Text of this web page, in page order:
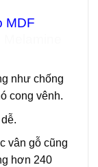
MDF
như chống
cong vênh.
vân gỗ cũng
hơn 240